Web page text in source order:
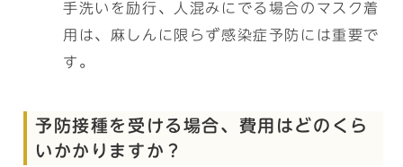
手洗いを励行、人混みにでる場合のマスク着
用は、麻しんに限らず感染症予防には重要で
す。
予防接種を受ける場合、費用はどのくら
いかかりますか？